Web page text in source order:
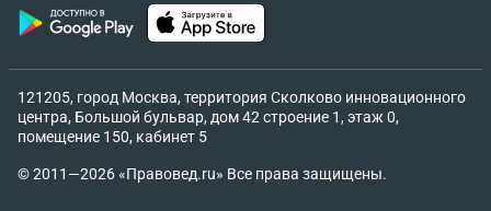
121205, город Москва, территория Сколково инновационного
центра, Большой бульвар, дом 42 строение 1, этаж 0,
помещение 150, кабинет 5
© 2011—2026 «Правовед.ru» Все права защищены.